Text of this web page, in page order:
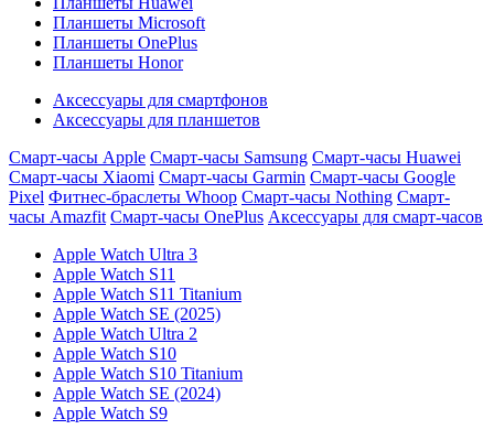
Планшеты Microsoft
Планшеты OnePlus
Планшеты Honor
Аксессуары для смартфонов
Аксессуары для планшетов
Смарт-часы Apple Смарт-часы Samsung Смарт-часы Huawei
Смарт-часы Xiaomi Смарт-часы Garmin Смарт-часы Google
Pixel Фитнес-браслеты Whoop Смарт-часы Nothing Смарт-
часы Amazfit Смарт-часы OnePlus Аксессуары для смарт-часов
Apple Watch Ultra 3
Apple Watch S11
Apple Watch S11 Titanium
Apple Watch SE (2025)
Apple Watch Ultra 2
Apple Watch S10
Apple Watch S10 Titanium
Apple Watch SE (2024)
Apple Watch S9